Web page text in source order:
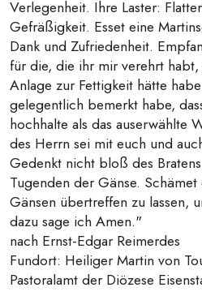
Verlegenheit. Ihre Laster:
Gefräßigkeit. Esset eine
Dank und Zufriedenheit.
für die, die ihr mir verehrt
Anlage zur Fettigkeit hätte
gelegentlich bemerkt habe,
hochhalte als das auserwählte
des Herrn sei mit euch und
Gedenkt nicht bloß des
Tugenden der Gänse.
Gänsen übertreffen zu lassen,
dazu sage ich Amen."
nach Ernst-Edgar Reimerdes
Fundort: Heiliger Martin von
Pastoralamt der Diözese